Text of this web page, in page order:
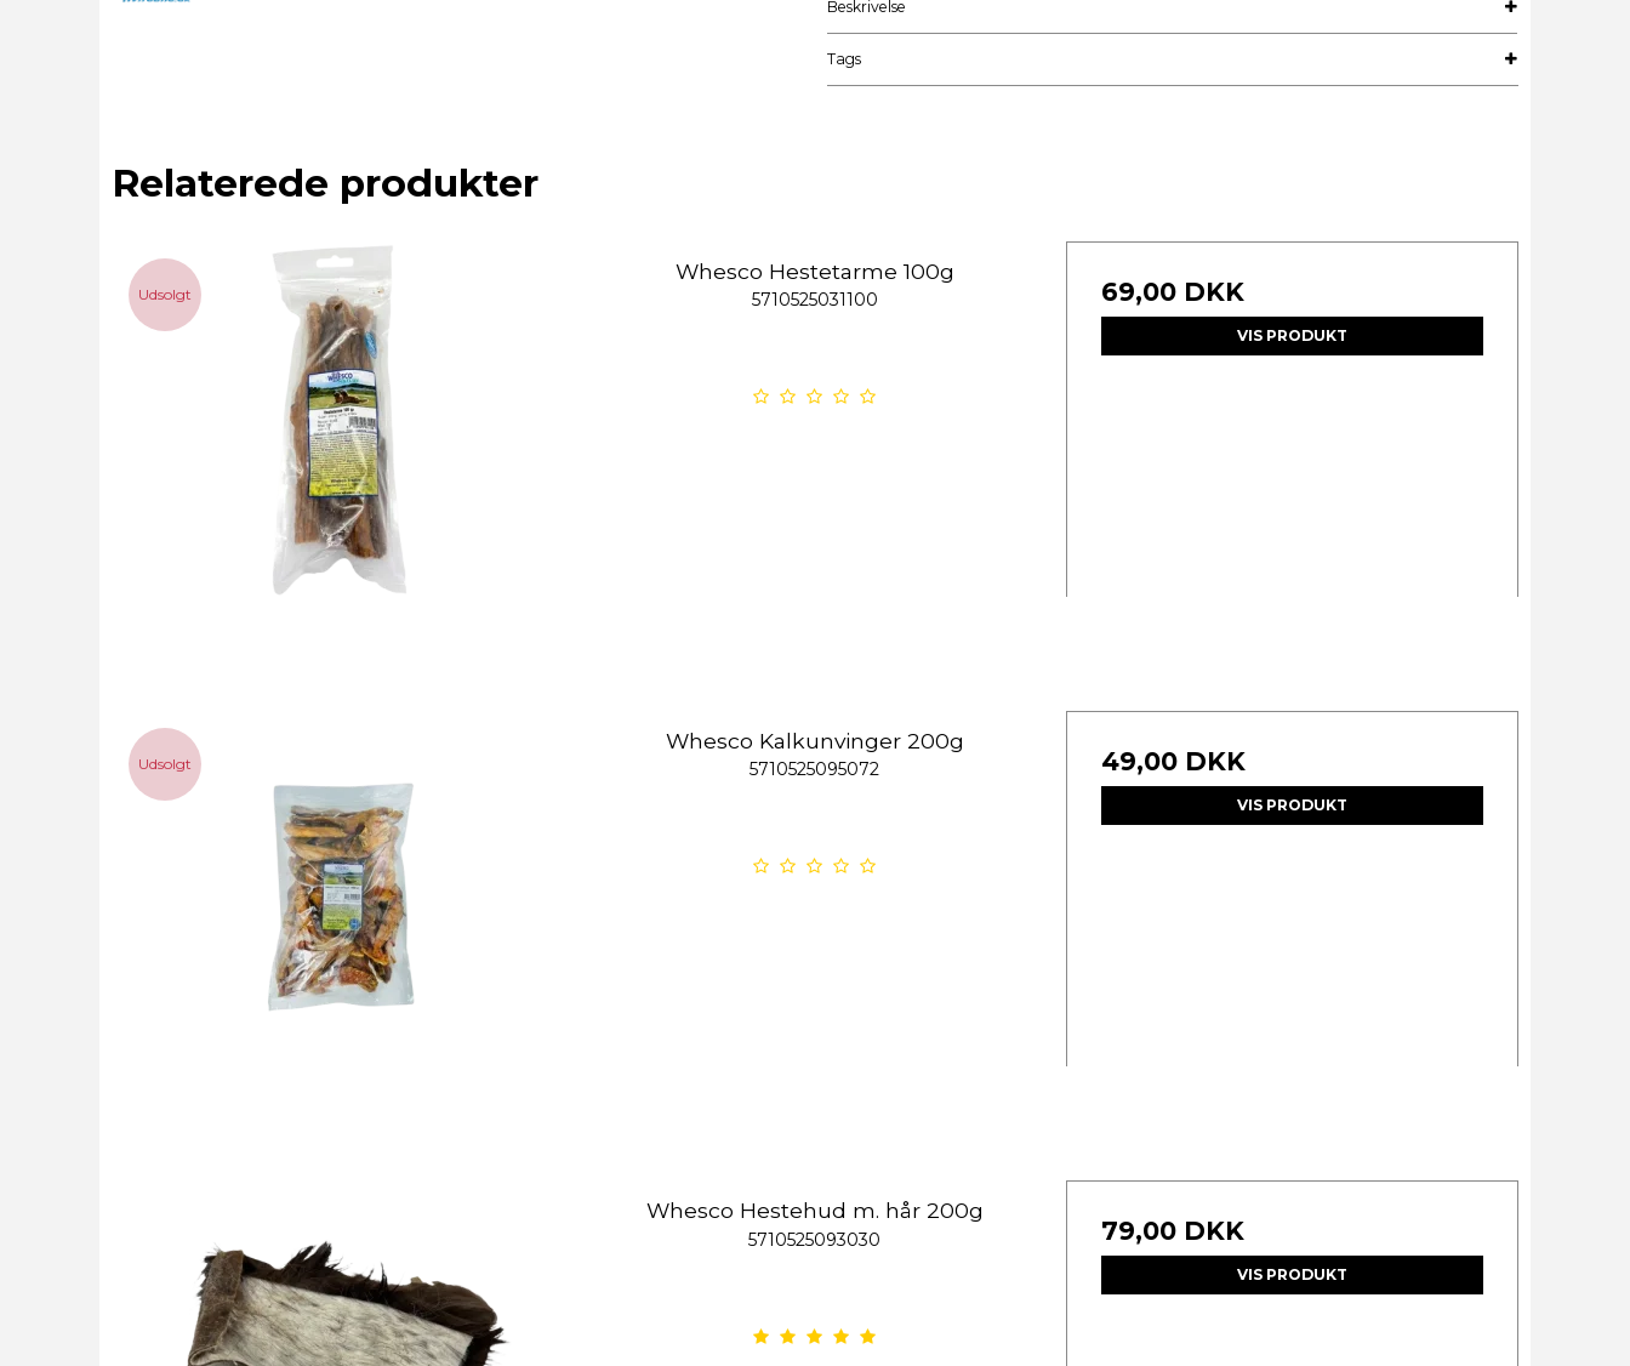
Beskrivelse
Tags
Relaterede produkter
Udsolgt
Whesco Hestetarme 100g
5710525031100 69,00 DKK
VIS PRODUKT
Udsolgt
Whesco Kalkunvinger 200g
5710525095072 49,00 DKK
VIS PRODUKT
Whesco Hestehud m. hår 200g
5710525093030 79,00 DKK
VIS PRODUKT